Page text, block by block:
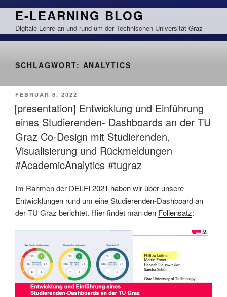
Zum
springen
E-LEARNING BLOG
Digitale Lehre an und rund um der Technischen Universität Graz
SCHLAGWORT: ANALYTICS
VERÖFFENTLICHT
AM
FEBRUAR 8, 2022
[presentation] Entwicklung und Einführung
eines Studierenden- Dashboards an der TU
Graz Co-Design mit Studierenden,
Visualisierung und Rückmeldungen
#AcademicAnalytics #tugraz
Im Rahmen der DELFI 2021 haben wir über unsere
Entwicklungen rund um eine Studierenden-Dashboard an
der TU Graz berichtet. Hier findet man den Foliensatz: